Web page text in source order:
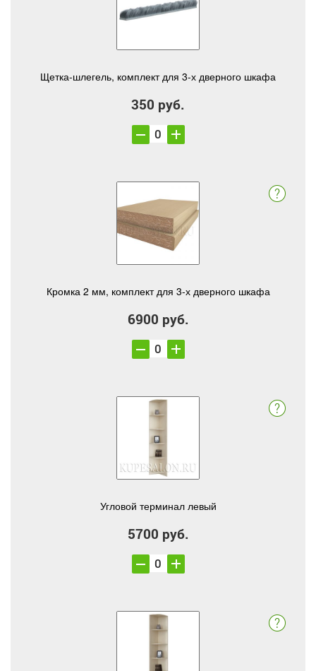
Щетка-шлегель, комплект для 3-х дверного шкафа
350 руб.
Кромка 2 мм, комплект для 3-х дверного шкафа
6900 руб.
Угловой терминал левый
5700 руб.